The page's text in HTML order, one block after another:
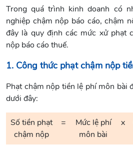
Trong quá trình kinh doanh có
nghiệp chậm nộp báo cáo, chậm
đây là quy định các mức xử phạt
nộp báo cáo thuế.
1. Công thức phạt chậm nộp
Phạt chậm nộp tiền lệ phí môn bài
dưới đây:
Số tiền phạt
chậm nộp
=
Mức lệ phí
môn bài
x